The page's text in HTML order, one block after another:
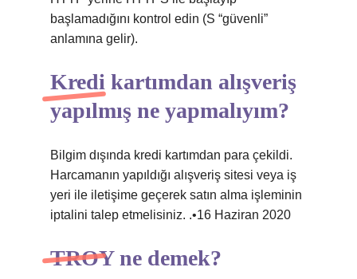
başlamadığını kontrol edin (S “güvenli”
anlamına gelir).
Kredi kartımdan alışveriş
yapılmış ne yapmalıyım?
Bilgim dışında kredi kartımdan para çekildi.
Harcamanın yapıldığı alışveriş sitesi veya iş
yeri ile iletişime geçerek satın alma işleminin
iptalini talep etmelisiniz. .•16 Haziran 2020
TROY ne demek?